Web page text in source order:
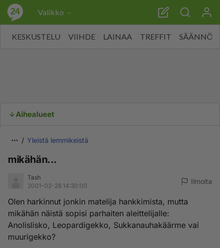
Valikko
KESKUSTELU VIIHDE LAINAA TREFFIT SÄÄNNÖT
Aihealueet
Yleistä lemmikeistä
mikähän...
Tash
2001-02-28 14:30:00
Ilmoita
Olen harkinnut jonkin matelija hankkimista, mutta
mikähän näistä sopisi parhaiten aleittelijalle:
Anolislisko, Leopardigekko, Sukkanauhakäärme vai
muurigekko?